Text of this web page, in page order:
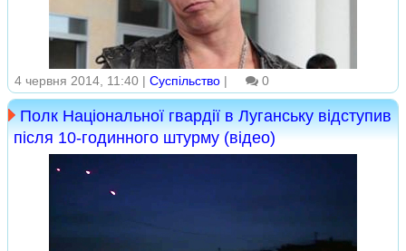
4 червня 2014, 11:40 | Суспільство | 0
Полк Національної гвардії в Луганську відступив
після 10-годинного штурму (відео)